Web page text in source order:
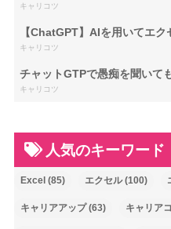
キャリコツ
【ChatGPT】AIを用いてエ
キャリコツ
チャットGTPで愚痴を聞いて
キャリコツ
人気のキーワード
Excel (85) エクセル(100)
キャリアアップ(63) キャリア